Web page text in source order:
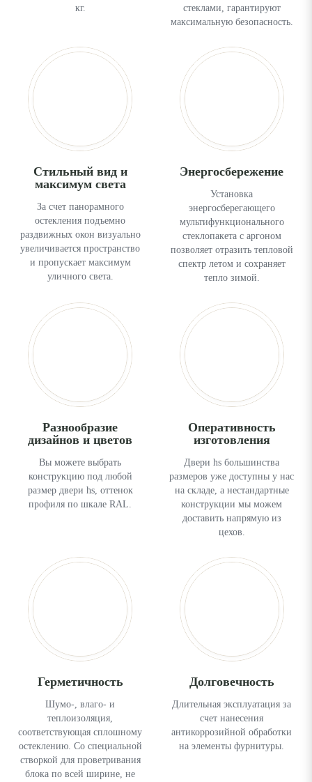
кг.
стеклами, гарантируют
максимальную безопасность.
Стильный вид и
максимум света
За счет панорамного
остекления подъемно
раздвижных окон визуально
увеличивается пространство
и пропускает максимум
уличного света.
Энергосбережение
Установка
энергосберегающего
мультифункционального
стеклопакета с аргоном
позволяет отразить тепловой
спектр летом и сохраняет
тепло зимой.
Разнообразие
дизайнов и цветов
Вы можете выбрать
конструкцию под любой
размер двери hs, оттенок
профиля по шкале RAL.
Оперативность
изготовления
Двери hs большинства
размеров уже доступны у нас
на складе, а нестандартные
конструкции мы можем
доставить напрямую из
цехов.
Герметичность
Шумо-, влаго- и
теплоизоляция,
соответствующая сплошному
остеклению. Со специальной
створкой для проветривания
блока по всей ширине, не
Долговечность
Длительная эксплуатация за
счет нанесения
антикоррозийной обработки
на элементы фурнитуры.